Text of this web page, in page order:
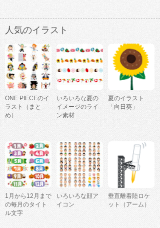
人気のイラスト
ONE PIECEのイ
ラスト（まと
め）
いろいろな夏の
イメージのライ
ン素材
夏のイラスト
「向日葵」
1月から12月まで
の毎月のタイト
ル文字
いろいろな顔ア
イコン
垂直離着陸ロケ
ット（アーム）